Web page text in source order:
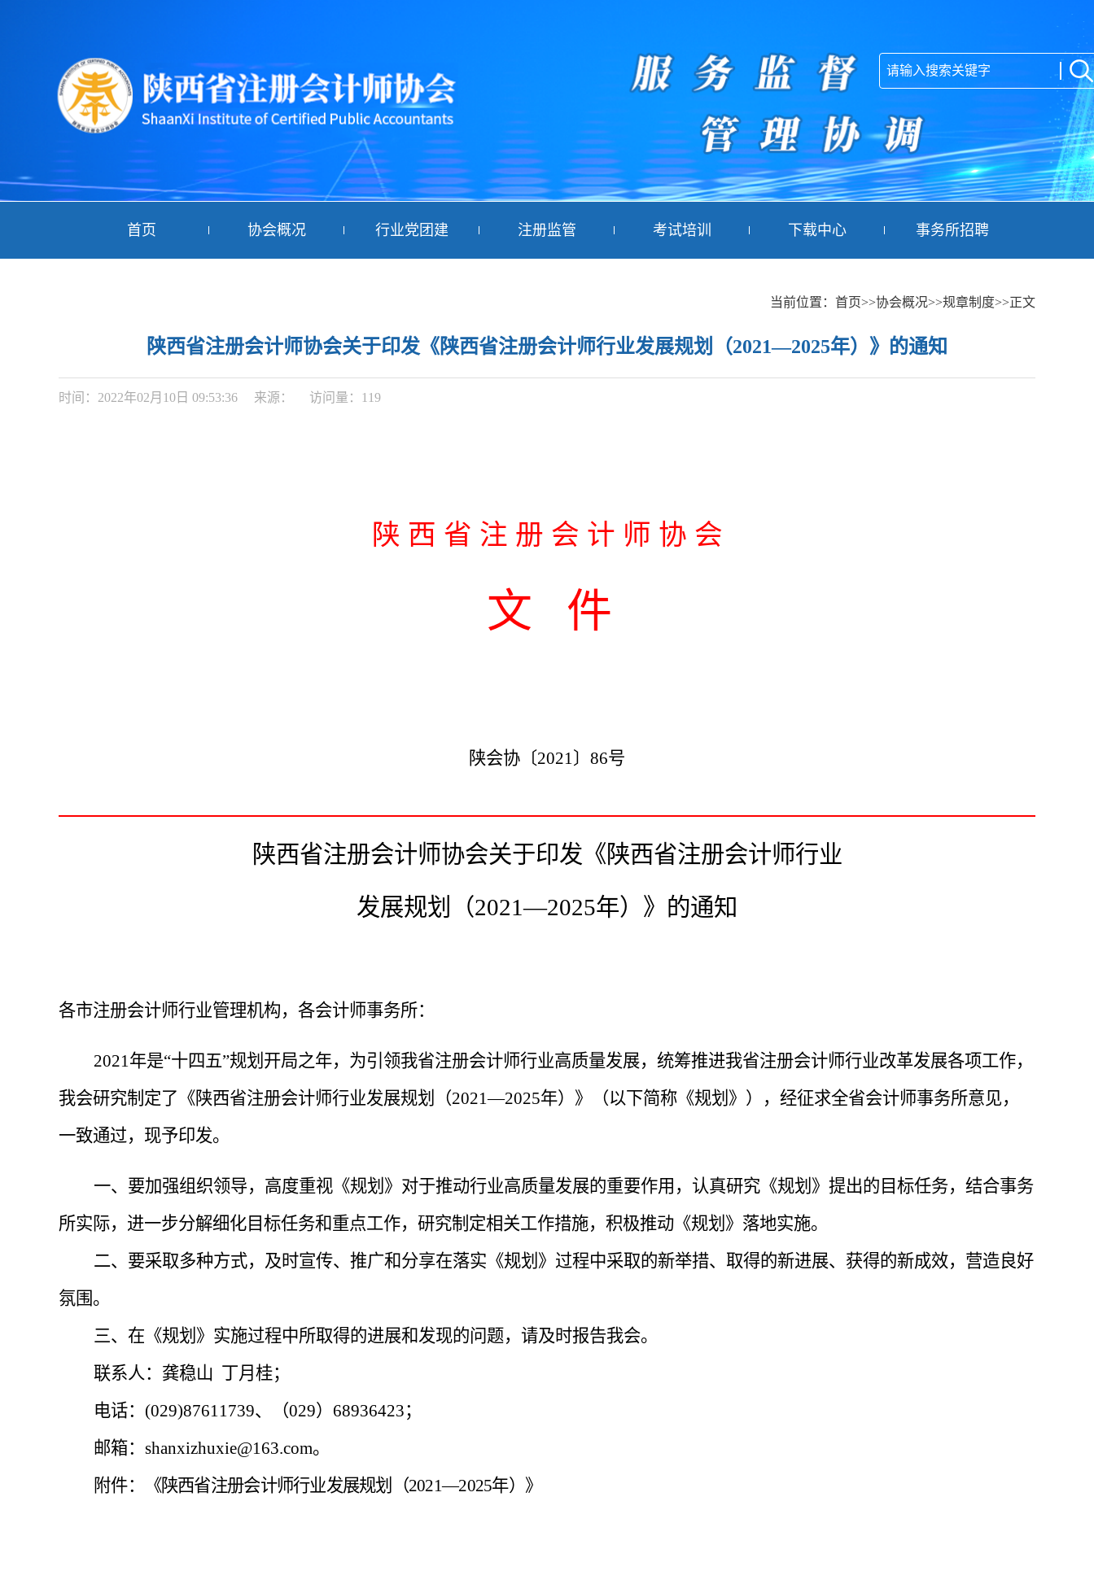
首页 协会概况 行业党团建 注册监管 考试培训 下载中心 事务所招聘
当前位置： 首页>>协会概况>>规章制度>>正文
陕西省注册会计师协会关于印发《陕西省注册会计师行业发展规划（2021—2025年）》的通知
时间：2022年02月10日 09:53:36 来源： 访问量： 119
陕 西 省 注 册 会 计 师 协 会
文 件
陕会协〔2021〕86号
陕西省注册会计师协会关于印发《陕西省注册会计师行业
发展规划 （2021—2025年）》 的通知
各市注册会计师行业管理机构，各会计师事务所：
2021年是“十四五”规划开局之年，为引领我省注册会计师行业高质量发展，统筹推进我省注册会计师行业改革发展各项工作，
我会研究制定了 《陕西省注册会计师行业发展规划（2021—2025年） 》 （以下简称《规划》） ， 经征求全省会计师事务所意见，
一致通过，现予印发。
一、要加强组织领导，高度重视《规划》对于推动行业高质量发展的重要作用， 认真研究《规划》提出的目标任务，结合事务
所实际，进一步分解细化目标任务和重点工作，研究制定相关工作措施， 积极推动《规划》落地实施。
二、要采取多种方式，及时宣传、推广和分享在落实《规划》过程中采取的新举措、取得的新进展、获得的新成效，营造良好
氛围。
三、在《规划》实施过程中所取得的进展和发现的问题，请及时报告我会。
联系人：龚稳山 丁月桂；
电话： (029)87611739、（029）68936423；
邮箱： shanxizhuxie@163.com。
附件：
《陕西省注册会计师行业发展规划（2021—2025年） 》